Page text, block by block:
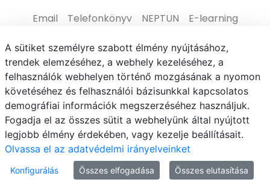
Email Telefonkönyv NEPTUN
E-learning
Médiaközpont
Informatikai Igazgatóság
Adatvédelem
© MATE 2021
A sütiket személyre szabott élmény nyújtásához,
trendek elemzéséhez, a webhely kezeléséhez, a
felhasználók webhelyen történő mozgásának a nyomon
követéséhez és felhasználói bázisunkkal kapcsolatos
demográfiai információk megszerzéséhez használjuk.
Fogadja el az összes sütit a webhelyünk által nyújtott
legjobb élmény érdekében, vagy kezelje beállításait.
Olvassa el az adatvédelmi irányelveinket
Konfigurálás Összes elfogadása Összes elutasítása